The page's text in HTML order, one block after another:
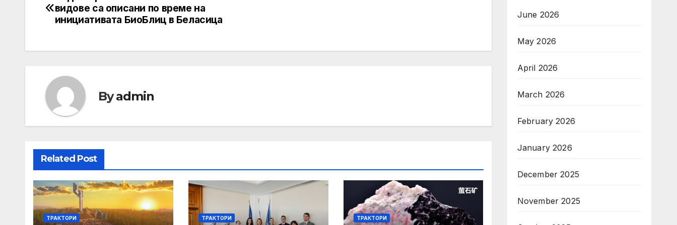
navigation
видове са описани по време на
инициативата БиоБлиц в Беласица
Byadmin
Related Post
ТРАКТОРИ ТРАКТОРИ ТРАКТОРИ
June 2026
May 2026
April 2026
March 2026
February 2026
January 2026
December 2025
November 2025